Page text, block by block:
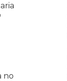
no